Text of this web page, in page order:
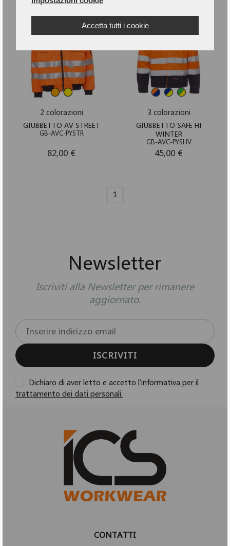
Accetta tutti i cookie
2 colorazioni
GIUBBETTO AV STREET
GB-AVC-PYSTR
82,00 €
3 colorazioni
GIUBBETTO SAFE HI
WINTER
GB-AVC-PYSHV
45,00 €
1
Newsletter
Iscriviti alla Newsletter per rimanere
aggiornato.
ISCRIVITI
Dichiaro di aver letto e accetto l'informativa per il
trattamento dei dati personali.
CONTATTI